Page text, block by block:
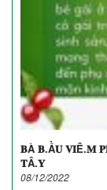
𝐁À 𝐁.Ầ𝐔 𝐕𝐈Ê.𝐌
𝐓Â.𝐘
08/12/2022